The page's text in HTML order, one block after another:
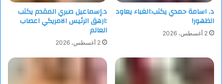
د. اسامة حمدي يكتب:الغباء يعاود
الظهور!
2 أغسطس، 2026
د.إسماعيل صبري المقدم يكتب
:ارهق الرئيس الامريكي اعصاب
العالم
2 أغسطس، 2026